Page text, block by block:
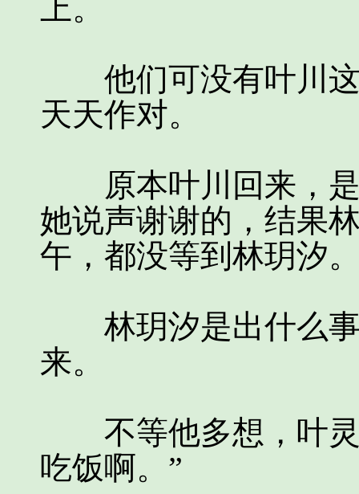
上。
他们可没有叶川这
天天作对。
原本叶川回来，是
她说声谢谢的，结果
午，都没等到林玥汐
林玥汐是出什么事
来。
不等他多想，叶灵
吃饭啊。”